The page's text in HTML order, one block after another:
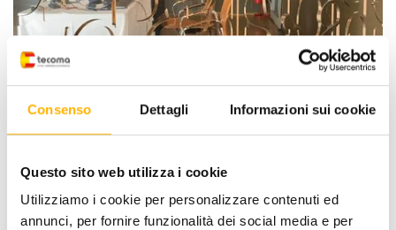
Consenso Dettagli Informazioni sui cookie
Questo sito web utilizza i cookie
Utilizziamo i cookie per personalizzare contenuti ed
annunci, per fornire funzionalità dei social media e per